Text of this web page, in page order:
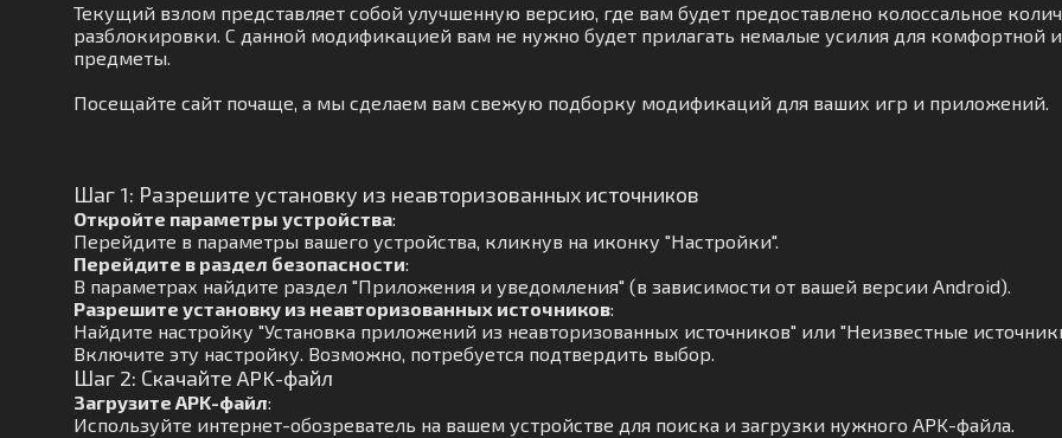
Текущий взлом представляет собой улучшенную версию, где вам будет предоставлено колоссальное
разблокировки. С данной модификацией вам не нужно будет прилагать немалые усилия для
предметы.
Посещайте сайт почаще, а мы сделаем вам свежую подборку модификаций для ваших игр и приложений.
Шаг 1: Разрешите установку из неавторизованных источников
Откройте параметры устройства:
Перейдите в параметры вашего устройства, кликнув на иконку "Настройки".
Перейдите в раздел безопасности:
В параметрах найдите раздел "Приложения и уведомления" (в зависимости от вашей версии Android).
Разрешите установку из неавторизованных источников:
Найдите настройку "Установка приложений из неавторизованных источников" или "Неизвестные
Включите эту настройку. Возможно, потребуется подтвердить выбор.
Шаг 2: Скачайте APK-файл
Загрузите APK-файл:
Используйте интернет-обозреватель на вашем устройстве для поиска и загрузки нужного APK-файла.